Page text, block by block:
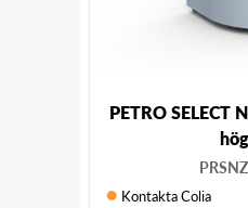
PETRO SELECT
Kontakta Colia